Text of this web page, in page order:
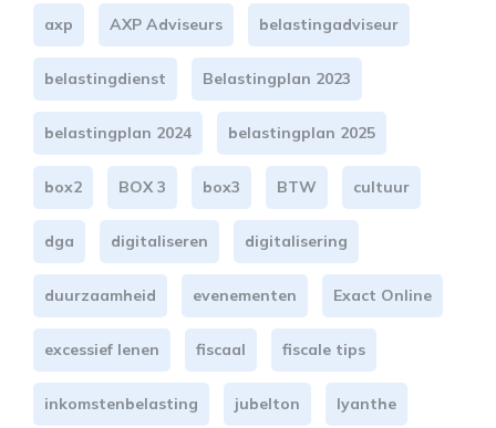
axp AXP Adviseurs belastingadviseur
belastingdienst Belastingplan 2023
belastingplan 2024 belastingplan 2025
box2 BOX 3 box3 BTW cultuur
dga digitaliseren digitalisering
duurzaamheid evenementen Exact Online
excessief lenen fiscaal fiscale tips
inkomstenbelasting jubelton lyanthe